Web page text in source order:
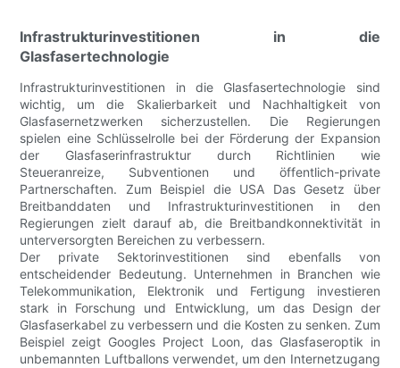
Infrastrukturinvestitionen in die
Glasfasertechnologie
Infrastrukturinvestitionen in die Glasfasertechnologie sind
wichtig, um die Skalierbarkeit und Nachhaltigkeit von
Glasfasernetzwerken sicherzustellen. Die Regierungen
spielen eine Schlüsselrolle bei der Förderung der Expansion
der Glasfaserinfrastruktur durch Richtlinien wie
Steueranreize, Subventionen und öffentlich-private
Partnerschaften. Zum Beispiel die USA Das Gesetz über
Breitbanddaten und Infrastrukturinvestitionen in den
Regierungen zielt darauf ab, die Breitbandkonnektivität in
unterversorgten Bereichen zu verbessern.
Der private Sektorinvestitionen sind ebenfalls von
entscheidender Bedeutung. Unternehmen in Branchen wie
Telekommunikation, Elektronik und Fertigung investieren
stark in Forschung und Entwicklung, um das Design der
Glasfaserkabel zu verbessern und die Kosten zu senken. Zum
Beispiel zeigt Googles Project Loon, das Glasfaseroptik in
unbemannten Luftballons verwendet, um den Internetzugang